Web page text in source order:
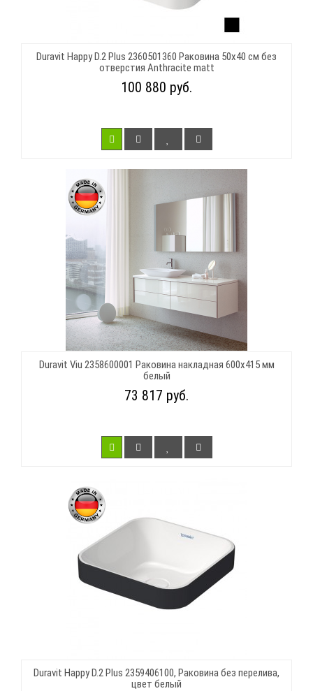
Duravit Happy D.2 Plus 2360501360 Раковина 50х40 см без
отверстия Anthracite matt
100 880 руб.
Duravit Viu 2358600001 Раковина накладная 600х415 мм
белый
73 817 руб.
Duravit Happy D.2 Plus 2359406100, Раковина без перелива,
цвет белый